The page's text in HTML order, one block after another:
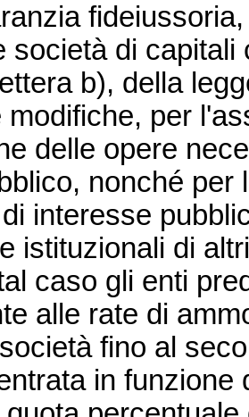
fideiussoria,
società di
b), della
per
delle opere
nonché per
interesse
istituzionali di
caso gli enti
alle rate di
fino al
in